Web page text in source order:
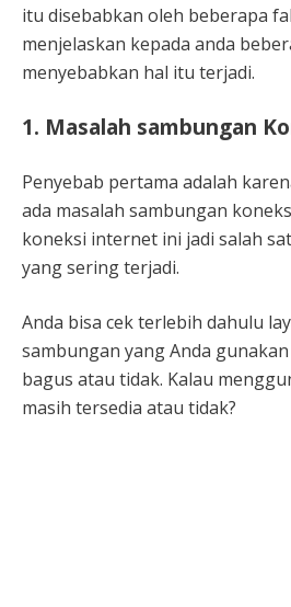
itu disebabkan oleh beberapa
menjelaskan kepada anda
menyebabkan hal itu terjadi.
1. Masalah sambungan
Penyebab pertama adalah
ada masalah sambungan
koneksi internet ini jadi salah
yang sering terjadi.
Anda bisa cek terlebih dahulu
sambungan yang Anda
bagus atau tidak. Kalau
masih tersedia atau tidak?